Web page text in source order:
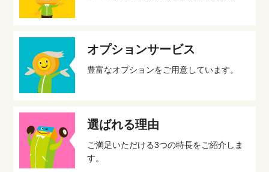
オプションサービス
豊富なオプションをご用意しています。
選ばれる理由
ご満足いただける3つの特長をご紹介しま
す。